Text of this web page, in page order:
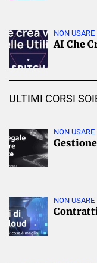
NON
AI Che
ULTIMI CORSI
NON
NON